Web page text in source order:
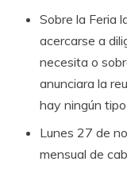
Sobre la Feria
acercarse a
necesita o
anunciara la
hay ningún
Lunes 27 de
mensual de